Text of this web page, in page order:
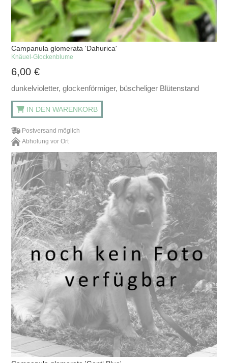
Campanula glomerata 'Dahurica'
Knäuel-Glockenblume
6,00€
dunkelvioletter, glockenförmiger, büscheliger Blütenstand
IN DEN WARENKORB
Postversand möglich
Abholung vor Ort